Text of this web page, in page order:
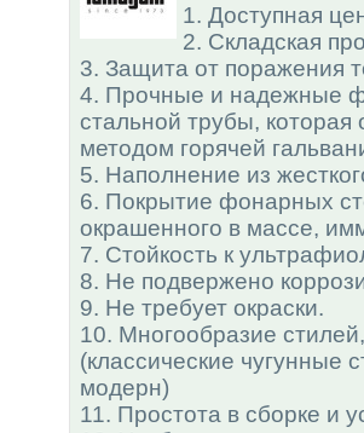
1. Доступная
2. Складская
3. Защита от поражения
4. Прочные и надежные
стальной трубы,
методом горячей
5. Наполнение из
6. Покрытие фонарных
окрашенного в массе,
7. Стойкость к
8. Не подвержено
9. Не требует окраски.
10. Многообразие
(классические чугунные
модерн)
11. Простота в сборке и